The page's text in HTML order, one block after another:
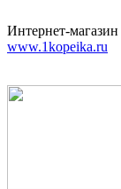
Интернет-магазин
www.1kopeika.ru